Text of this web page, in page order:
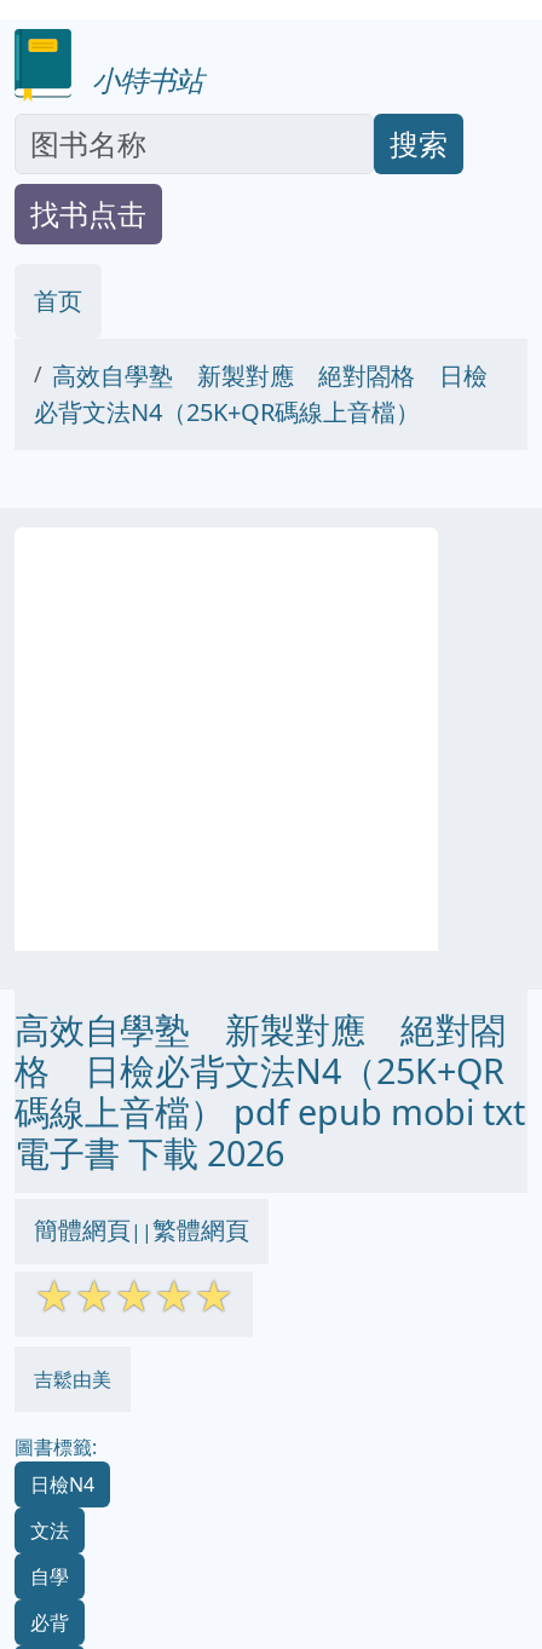
小特书站
搜索
找书点击
首页
高效自學塾 新製對應 絕對閤格 日檢
必背文法N4（25K+QR碼線上音檔）
高效自學塾 新製對應 絕對閤
格 日檢必背文法N4（25K+QR
碼線上音檔） pdf epub mobi txt
電子書 下載 2026
簡體網頁||繁體網頁
☆☆☆☆☆
吉鬆由美
圖書標籤:
日檢N4
文法
自學
必背